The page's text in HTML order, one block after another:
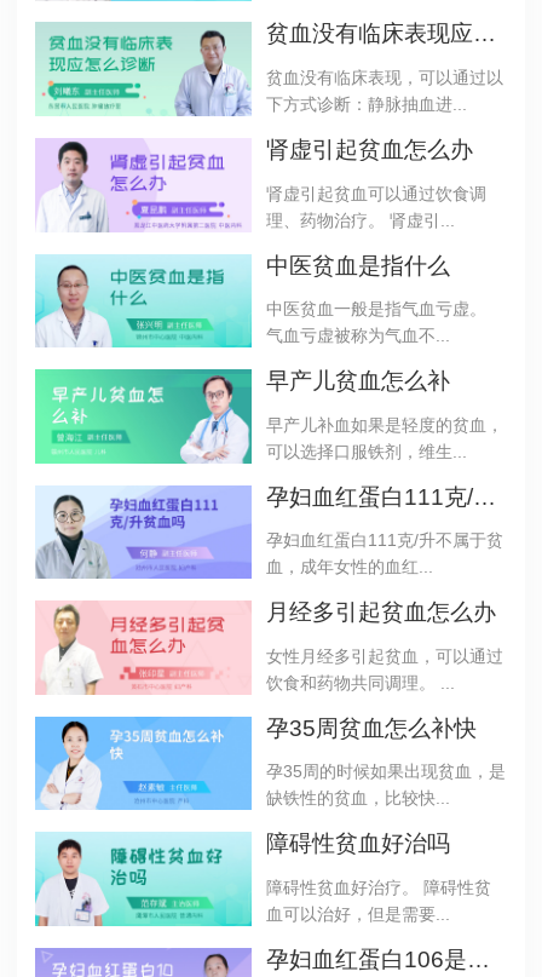
贫血没有临床表现应怎么诊断
贫血没有临床表现，可以通过以
下方式诊断：静脉抽血进...
肾虚引起贫血怎么办
肾虚引起贫血可以通过饮食调
理、药物治疗。 肾虚引...
中医贫血是指什么
中医贫血一般是指气血亏虚。
气血亏虚被称为气血不...
早产儿贫血怎么补
早产儿补血如果是轻度的贫血，
可以选择口服铁剂，维生...
孕妇血红蛋白111克/升贫血吗
孕妇血红蛋白111克/升不属于贫
血，成年女性的血红...
月经多引起贫血怎么办
女性月经多引起贫血，可以通过
饮食和药物共同调理。 ...
孕35周贫血怎么补快
孕35周的时候如果出现贫血，是
缺铁性的贫血，比较快...
障碍性贫血好治吗
障碍性贫血好治疗。 障碍性贫
血可以治好，但是需要...
孕妇血红蛋白106是贫血吗